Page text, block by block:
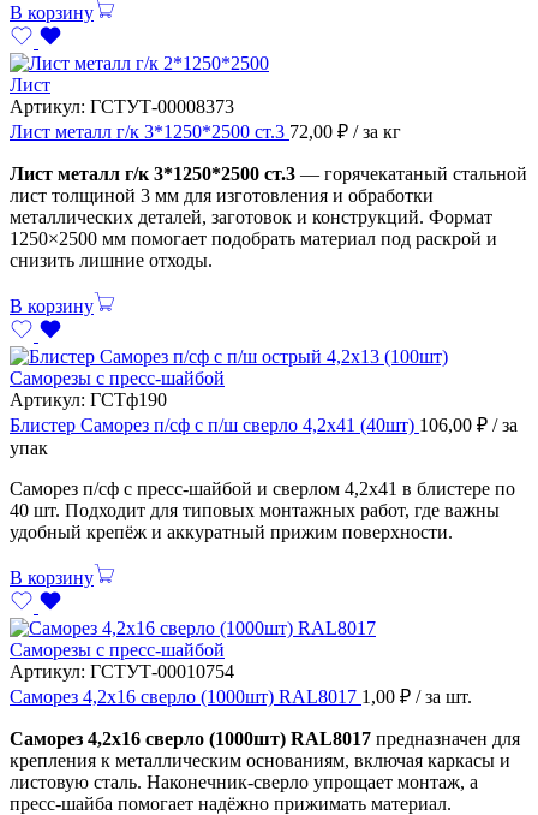
В корзину
Лист
Артикул: ГСТУТ-00008373
Лист металл г/к 3*1250*2500 ст.3 72,00 ₽ / за кг
Лист металл г/к 3*1250*2500 ст.3 — горячекатаный стальной
лист толщиной 3 мм для изготовления и обработки
металлических деталей, заготовок и конструкций. Формат
1250×2500 мм помогает подобрать материал под раскрой и
снизить лишние отходы.
В корзину
Саморезы с пресс-шайбой
Артикул: ГСТф190
Блистер Саморез п/сф с п/ш сверло 4,2х41 (40шт) 106,00 ₽ / за
упак
Саморез п/сф с пресс-шайбой и сверлом 4,2х41 в блистере по
40 шт. Подходит для типовых монтажных работ, где важны
удобный крепёж и аккуратный прижим поверхности.
В корзину
Саморезы с пресс-шайбой
Артикул: ГСТУТ-00010754
Саморез 4,2х16 сверло (1000шт) RAL8017 1,00 ₽ / за шт.
Саморез 4,2х16 сверло (1000шт) RAL8017 предназначен для
крепления к металлическим основаниям, включая каркасы и
листовую сталь. Наконечник-сверло упрощает монтаж, а
пресс-шайба помогает надёжно прижимать материал.